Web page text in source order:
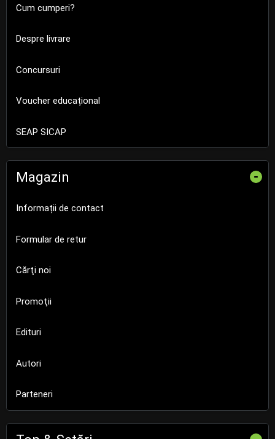
Cum cumperi?
Despre livrare
Concursuri
Voucher educațional
SEAP SICAP
Magazin -
Informații de contact
Formular de retur
Cărţi noi
Promoţii
Edituri
Autori
Parteneri